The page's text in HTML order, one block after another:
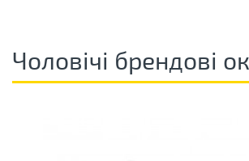
Чоловічі брендові